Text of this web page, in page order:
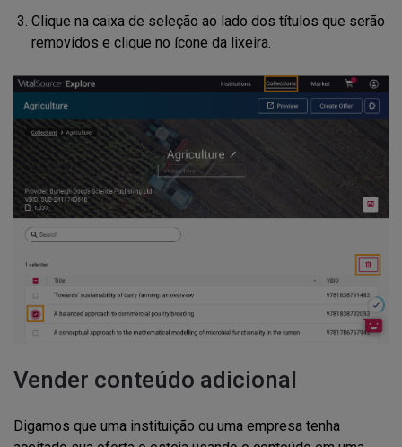
Clique na caixa de seleção ao lado dos títulos que serão
removidos e clique no ícone da lixeira.
Vender conteúdo adicional
Digamos que uma instituição ou uma empresa tenha